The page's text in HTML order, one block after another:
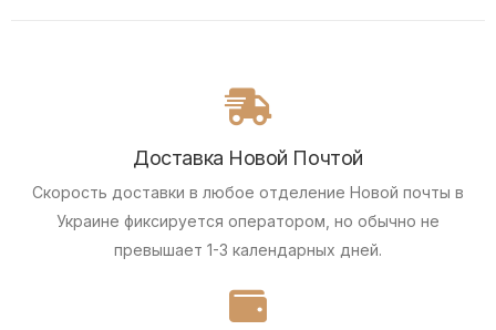
Доставка Новой Почтой
Скорость доставки в любое отделение Новой почты в
Украине фиксируется оператором, но обычно не
превышает 1-3 календарных дней.